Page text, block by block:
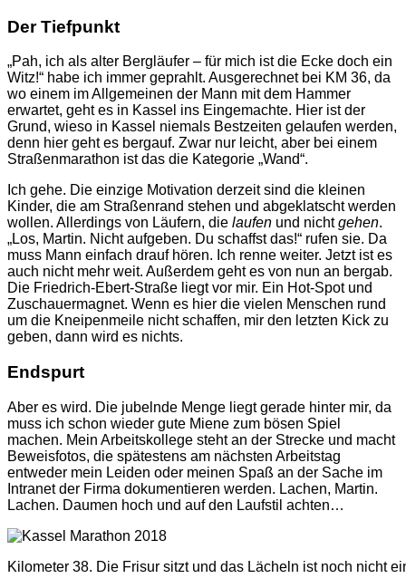
Der Tiefpunkt
„Pah, ich als alter Bergläufer – für mich ist die Ecke doch ein
Witz!“ habe ich immer geprahlt. Ausgerechnet bei KM 36, da
wo einem im Allgemeinen der Mann mit dem Hammer
erwartet, geht es in Kassel ins Eingemachte. Hier ist der
Grund, wieso in Kassel niemals Bestzeiten gelaufen werden,
denn hier geht es bergauf. Zwar nur leicht, aber bei einem
Straßenmarathon ist das die Kategorie „Wand“.
Ich gehe. Die einzige Motivation derzeit sind die kleinen
Kinder, die am Straßenrand stehen und abgeklatscht werden
wollen. Allerdings von Läufern, die laufen und nichtgehen.
„Los, Martin. Nicht aufgeben. Du schaffst das!“ rufen sie. Da
muss Mann einfach drauf hören. Ich renne weiter. Jetzt ist es
auch nicht mehr weit. Außerdem geht es von nun an bergab.
Die Friedrich-Ebert-Straße liegt vor mir. Ein Hot-Spot und
Zuschauermagnet. Wenn es hier die vielen Menschen rund
um die Kneipenmeile nicht schaffen, mir den letzten Kick zu
geben, dann wird es nichts.
Endspurt
Aber es wird. Die jubelnde Menge liegt gerade hinter mir, da
muss ich schon wieder gute Miene zum bösen Spiel
machen. Mein Arbeitskollege steht an der Strecke und macht
Beweisfotos, die spätestens am nächsten Arbeitstag
entweder mein Leiden oder meinen Spaß an der Sache im
Intranet der Firma dokumentieren werden. Lachen, Martin.
Lachen. Daumen hoch und auf den Laufstil achten…
Kilometer 38. Die Frisur sitzt und das Lächeln ist noch nicht